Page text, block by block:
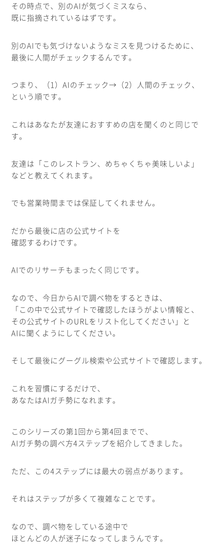
その時点で、別のAIが気づくミスなら、
既に指摘されているはずです。
別のAIでも気づけないようなミスを見つけるために、
最後に人間がチェックするんです。
つまり、（1）AIのチェック→（2）人間のチェック、
という順です。
これはあなたが友達におすすめの店を聞くのと同じで
す。
友達は「このレストラン、めちゃくちゃ美味しいよ」
などと教えてくれます。
でも営業時間までは保証してくれません。
だから最後に店の公式サイトを
確認するわけです。
AIでのリサーチもまったく同じです。
なので、今日からAIで調べ物をするときは、
「この中で公式サイトで確認したほうがよい情報と、
その公式サイトのURLをリスト化してください」と
AIに聞くようにしてください。
そして最後にグーグル検索や公式サイトで確認します。
これを習慣にするだけで、
あなたはAIガチ勢になれます。
このシリーズの第1回から第4回までで、
AIガチ勢の調べ方4ステップを紹介してきました。
ただ、この4ステップには最大の弱点があります。
それはステップが多くて複雑なことです。
なので、調べ物をしている途中で
ほとんどの人が迷子になってしまうんです。